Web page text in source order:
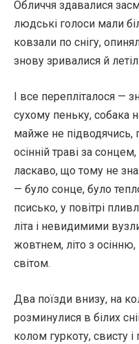
Обличчя здавалися
людські голоси мали
ковзали по снігу,
знову зривалися й
І все перепліталося —
сухому пеньку, собака
майже не підводячись,
осінній траві за
ласкаво, що тому не
— було сонце, було
псисько, у повітрі
літа і невидимими
жовтнем, літо з
світом.
Два поїзди внизу, на
розминулися в білих
колом гуркоту, свисту